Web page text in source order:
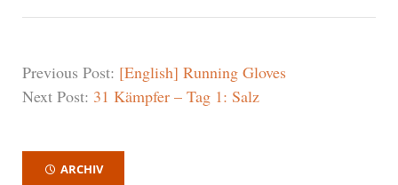
Previous Post: [English] Running Gloves
Next Post: 31 Kämpfer – Tag 1: Salz
ARCHIV